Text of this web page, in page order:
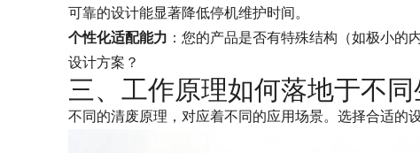
可靠的设计能显著降低停机维护时间。
个性化适配能力 ：您的产品是否有特殊结构（如极小
设计方案？
三、工作原理如何落地于不同
不同的清废原理，对应着不同的应用场景。选择合适的